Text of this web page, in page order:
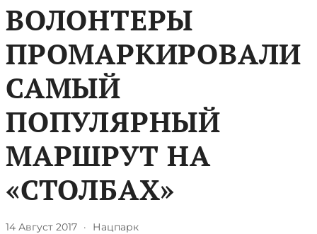
ВОЛОНТЕРЫ
ПРОМАРКИРОВАЛИ
САМЫЙ
ПОПУЛЯРНЫЙ
МАРШРУТ НА
«СТОЛБАХ»
14 Август 2017 · Нацпарк